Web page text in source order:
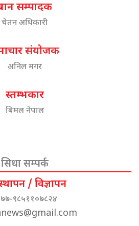
सम्पादक
चेतन अधिकारी
संयोजक
अनिल मगर
स्तम्भकार
बिमल नेपाल
सिधा सम्पर्क
/ विज्ञापन
९८५११०७८२४